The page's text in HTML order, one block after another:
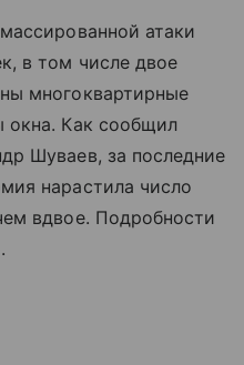
атаки
в том числе двое
многоквартирные
Как сообщил
Шуваев, за последние
нарастила число
вдвое. Подробности